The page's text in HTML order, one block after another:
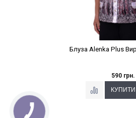
Блуза Alenka Plus
590 грн.